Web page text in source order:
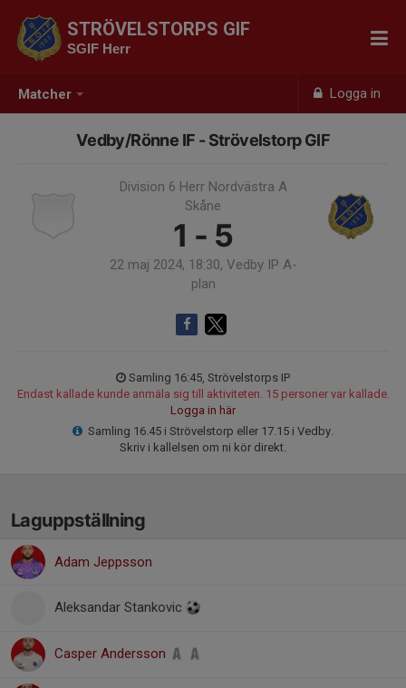
Matcher Logga in
STRÖVELSTORPS GIF
SGIF Herr
Vedby/Rönne IF - Strövelstorp GIF
Division 6 Herr Nordvästra A
Skåne
1 - 5
22 maj 2024, 18:30, Vedby IP A-
plan
Samling 16:45, Strövelstorps IP
Endast kallade kunde anmäla sig till aktiviteten. 15 personer var kallade.
Logga in här
Samling 16.45 i Strövelstorp eller 17.15 i Vedby.
Skriv i kallelsen om ni kör direkt.
Laguppställning
Adam Jeppsson
Aleksandar Stankovic
Casper Andersson